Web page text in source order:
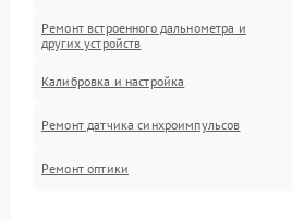
Ремонт встроенного дальнометра и
других устройств
Калибровка и настройка
Ремонт датчика синхроимпульсов
Ремонт оптики